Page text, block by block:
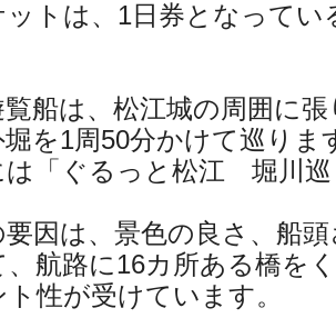
トは、1日券となってい
覧船は、松江城の周囲に
堀を1周50分かけて巡りま
は「ぐるっと松江 堀川
要因は、景色の良さ、船
、航路に16カ所ある橋を
性が受けています。